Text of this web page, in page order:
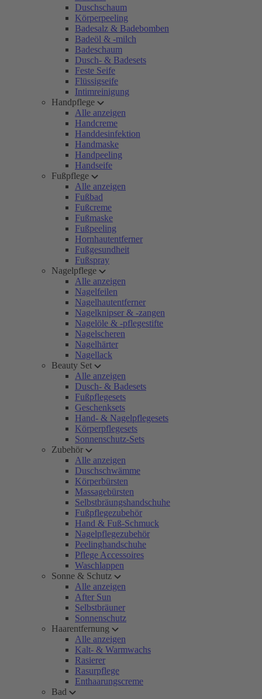
Duschschaum
Körperpeeling
Badesalz & Badebomben
Badeöl & -milch
Badeschaum
Dusch- & Badesets
Feste Seife
Flüssigseife
Intimreinigung
Handpflege
Alle anzeigen
Handcreme
Handdesinfektion
Handmaske
Handpeeling
Handseife
Fußpflege
Alle anzeigen
Fußbad
Fußcreme
Fußmaske
Fußpeeling
Hornhautentferner
Fußgesundheit
Fußspray
Nagelpflege
Alle anzeigen
Nagelfeilen
Nagelhautentferner
Nagelknipser & -zangen
Nagelöle & -pflegestifte
Nagelscheren
Nagelhärter
Nagellack
Beauty Set
Alle anzeigen
Dusch- & Badesets
Fußpflegesets
Geschenksets
Hand- & Nagelpflegesets
Körperpflegesets
Sonnenschutz-Sets
Zubehör
Alle anzeigen
Duschschwämme
Körperbürsten
Massagebürsten
Selbstbräungshandschuhe
Fußpflegezubehör
Hand & Fuß-Schmuck
Nagelpflegezubehör
Peelinghandschuhe
Pflege Accessoires
Waschlappen
Sonne & Schutz
Alle anzeigen
After Sun
Selbstbräuner
Sonnenschutz
Haarentfernung
Alle anzeigen
Kalt- & Warmwachs
Rasierer
Rasurpflege
Enthaarungscreme
Bad